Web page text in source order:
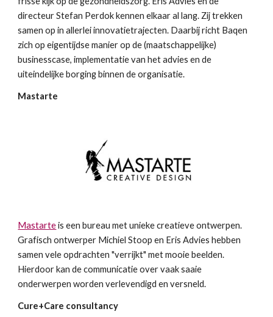
directeur Stefan Perdok kennen elkaar al lang. Zij trekken
samen op in allerlei innovatietrajecten. Daarbij richt Baqen
zich op eigentijdse manier op de (maatschappelijke)
businesscase, implementatie van het advies en de
uiteindelijke borging binnen de organisatie.
Mastarte
Mastarte is een bureau met unieke creatieve ontwerpen.
Grafisch ontwerper Michiel Stoop en Eris Advies hebben
samen vele opdrachten "verrijkt" met mooie beelden.
Hierdoor kan de communicatie over vaak saaie
onderwerpen worden verlevendigd en versneld.
Cure+Care consultancy